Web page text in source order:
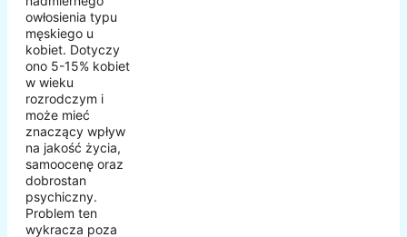
owłosienia typu
męskiego u
kobiet. Dotyczy
ono 5-15% kobiet
w wieku
rozrodczym i
może mieć
znaczący wpływ
na jakość życia,
samoocenę oraz
dobrostan
psychiczny.
Problem ten
wykracza poza